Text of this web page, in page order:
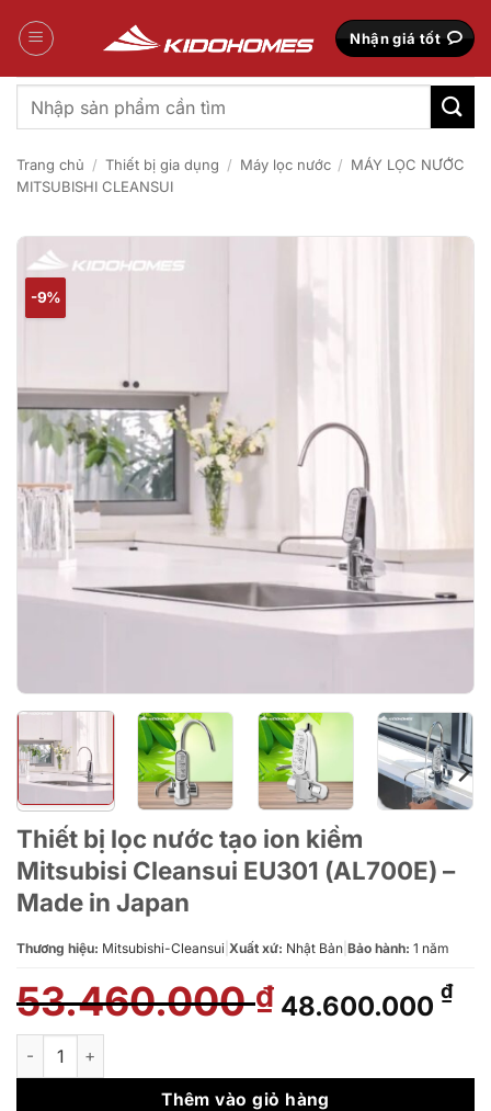
qua
Nhận giá tốt
Tìm
kiếm:
Trang chủ / Thiết bị gia dụng / Máy lọc nước / MÁY LỌC NƯỚC
MITSUBISHI CLEANSUI
-9%
Thiết bị lọc nước tạo ion kiềm
Mitsubisi Cleansui EU301 (AL700E) –
Made in Japan
Thương hiệu: Mitsubishi-Cleansui Xuất xứ: Nhật Bản Bảo hành: 1 năm
53.460.000₫ Giá
gốc
53.460.000 ₫.
48.600.000 ₫
là:
Thiết bị lọc nước tạo ion kiềm Mitsubisi Cleansui EU301
Thêm vào giỏ hàng